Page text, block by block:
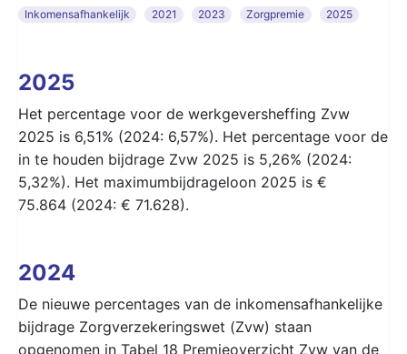
Inkomensafhankelijk
2021 2023 Zorgpremie 2025
2025
Het percentage voor de werkgeversheffing Zvw
2025 is 6,51% (2024: 6,57%). Het percentage voor de
in te houden bijdrage Zvw 2025 is 5,26% (2024:
5,32%). Het maximumbijdrageloon 2025 is €
75.864 (2024: € 71.628).
2024
De nieuwe percentages van de inkomensafhankelijke
bijdrage Zorgverzekeringswet (Zvw) staan
opgenomen in Tabel 18 Premieoverzicht Zvw van de